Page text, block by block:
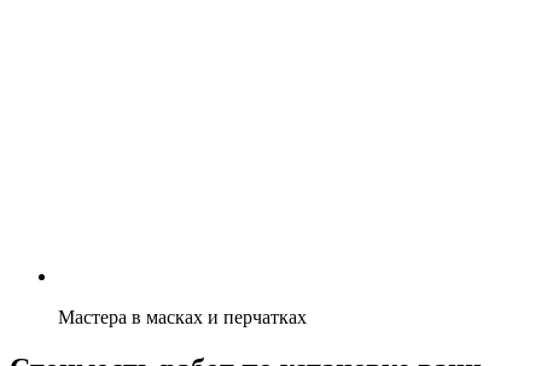
Мастера в масках и перчатках